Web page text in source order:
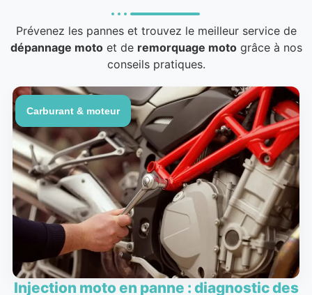
Prévenez les pannes et trouvez le meilleur service de
dépannage motoet de remorquage motogrâce à nos
conseils pratiques.
Carburant & moteur
Injection moto en panne : diagnostic des